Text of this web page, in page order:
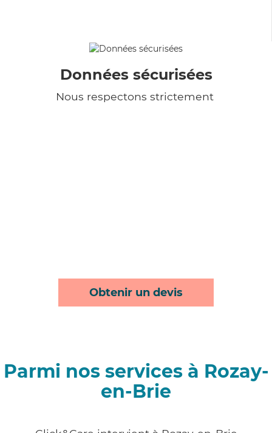
Données sécurisées
Nous respectons strictement
Obtenir un devis
Parmi nos services à Rozay-
en-Brie